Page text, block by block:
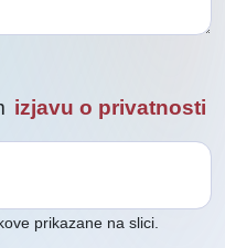
izjavu o privatnosti
prikazane na slici.